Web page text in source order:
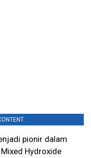
pionir dalam
Hydroxide